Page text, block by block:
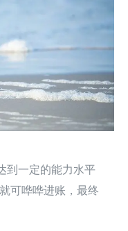
到一定的能力水平
可哗哗进账，最终